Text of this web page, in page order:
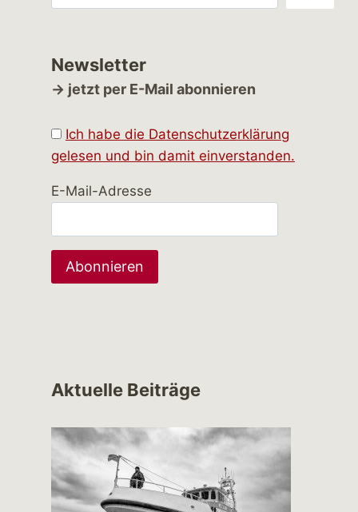
Newsletter
→ jetzt per E-Mail abonnieren
Ich habe die Datenschutzerklärung
gelesen und bin damit einverstanden.
E-Mail-Adresse
Aktuelle Beiträge